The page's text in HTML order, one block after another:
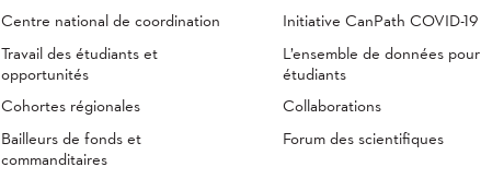
Centre national de coordination
Travail des étudiants et
opportunités
Cohortes régionales
Bailleurs de fonds et
commanditaires
Initiative CanPath COVID-19
L’ensemble de données pour
étudiants
Collaborations
Forum des scientifiques